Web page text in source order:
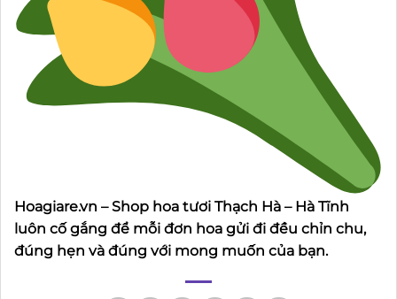
Hoagiare.vn – Shop hoa tươi Thạch Hà – Hà Tĩnh
luôn cố gắng để mỗi đơn hoa gửi đi đều chỉn chu,
đúng hẹn và đúng với mong muốn của bạn.